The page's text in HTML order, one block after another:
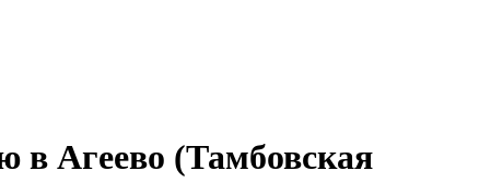
в Агеево (Тамбовская